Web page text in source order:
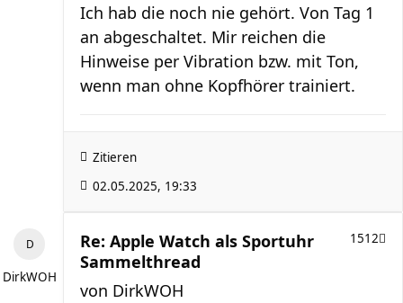
Ich hab die noch nie gehört. Von Tag 1
an abgeschaltet. Mir reichen die
Hinweise per Vibration bzw. mit Ton,
wenn man ohne Kopfhörer trainiert.
Zitieren
02.05.2025, 19:33
DirkWOH
Re: Apple Watch als Sportuhr
Sammelthread
1512
von DirkWOH